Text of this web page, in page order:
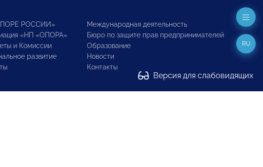
РОССИИ»
«НП «ОПОРА»
и Комиссии
развитие
Международная деятельность
Бюро по защите прав предпринимателей
Образование
Новости
Контакты
Версия для слабовидящих
RU